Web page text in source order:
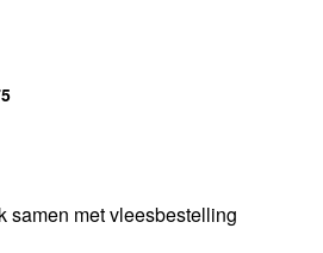
samen met vleesbestelling